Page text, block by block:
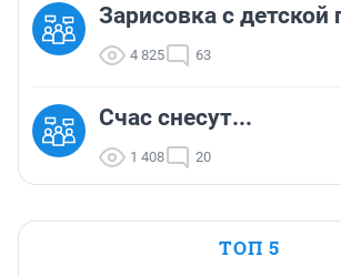
Зарисовка с
4 825 63
Счас снесут...
1 408 20
ТОП 5